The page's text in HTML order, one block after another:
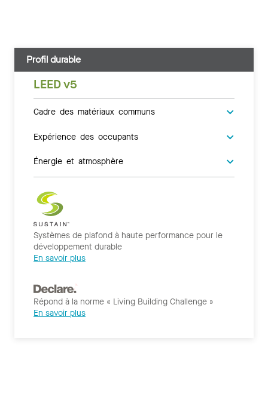
Profil durable
LEED v5
Cadre des matériaux communs
Expérience des occupants
Énergie et atmosphère
Systèmes de plafond à haute performance pour le
développement durable
En savoir plus
Répond à la norme « Living Building Challenge »
En savoir plus